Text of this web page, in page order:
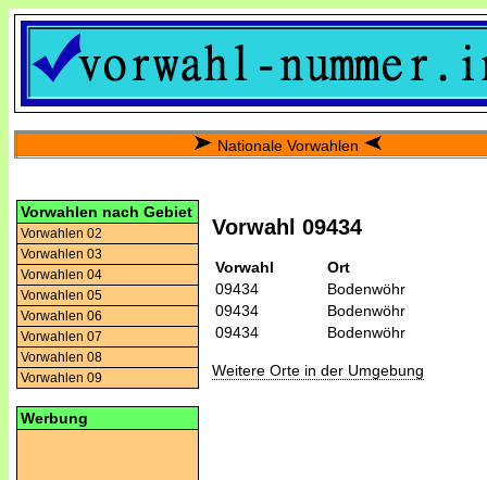
Nationale Vorwahlen
Vorwahlen nach Gebiet
Vorwahlen 02
Vorwahlen 03
Vorwahlen 04
Vorwahlen 05
Vorwahlen 06
Vorwahlen 07
Vorwahlen 08
Vorwahlen 09
Werbung
Vorwahl 09434
Vorwahl
Ort
09434
Bodenwöhr
09434
Bodenwöhr
09434
Bodenwöhr
Weitere Orte in der Umgebung